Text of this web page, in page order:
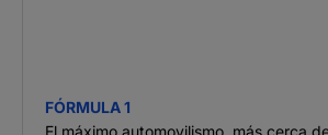
FÓRMULA 1
El máximo automovilismo, más cerca